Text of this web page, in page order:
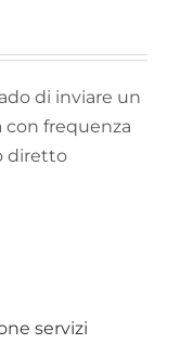
di inviare un
con frequenza
diretto
servizi